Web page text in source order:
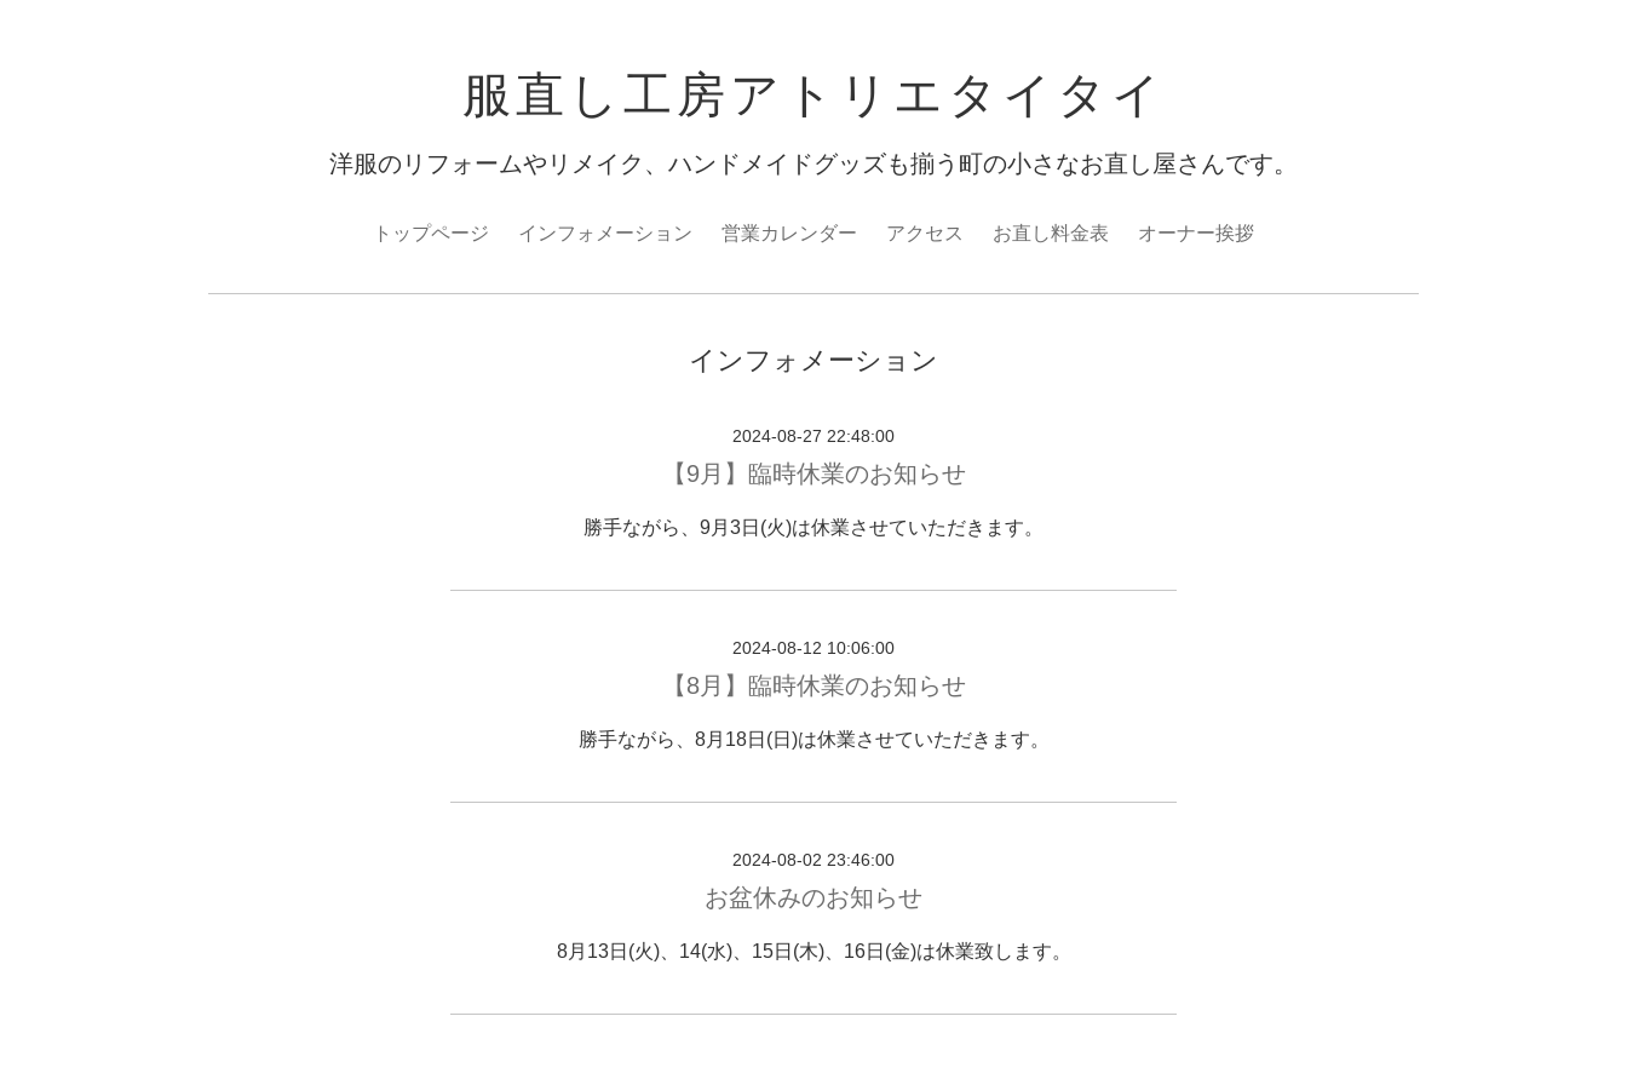
服直し工房アトリエタイタイ
洋服のリフォームやリメイク、ハンドメイドグッズも揃う町の小さなお直し屋さんです。
トップページ インフォメーション 営業カレンダー アクセス お直し料金表 オーナー挨拶
インフォメーション
2024-08-27 22:48:00
【9月】臨時休業のお知らせ
勝手ながら、9月3日(火)は休業させていただきます。
2024-08-12 10:06:00
【8月】臨時休業のお知らせ
勝手ながら、8月18日(日)は休業させていただきます。
2024-08-02 23:46:00
お盆休みのお知らせ
8月13日(火)、14(水)、15日(木)、16日(金)は休業致します。